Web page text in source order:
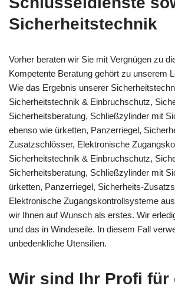
Sicherheitstechnik
Vorher beraten wir Sie mit Vergnügen zu
Kompetente Beratung gehört zu unserem
Wie das Ergebnis unserer
Sicherheitstechnik & Einbruchschutz,
Sicherheitsberatung, Schließzylinder mit
ebenso wie ürketten, Panzerriegel,
Zusatzschlösser, Elektronische
Sicherheitstechnik & Einbruchschutz,
Sicherheitsberatung, Schließzylinder mit
ürketten, Panzerriegel, Sicherheits-
Elektronische Zugangskontrollsysteme
wir Ihnen auf Wunsch als erstes. Wir
und das in Windeseile. In diesem Fall
unbedenkliche Utensilien.
Wir sind Ihr Profi für